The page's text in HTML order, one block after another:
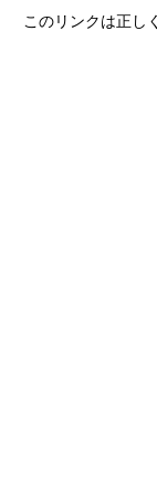
このリンクは正し